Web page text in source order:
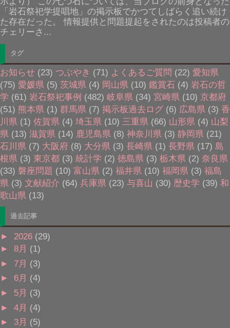
「岩石祭祀学提唱地」の掲示板でかつてしばらく追い続け
た存在だった。 情報提供と問題提起をされたのは投稿者の
チェリーさ...
タグ
お知らせ (23) つぶやき (71) よくあるご質問 (22) 愛知県
(75) 愛媛県 (5) 茨城県 (4) 岡山県 (10) 鑑賞石 (4) 岩石の哲
学 (61) 岩石祭祀事例 (482) 岐阜県 (34) 宮崎県 (10) 京都府
(51) 熊本県 (1) 群馬県 (7) 掲示板過去ログ (6) 広島県 (3) 香
川県 (1) 佐賀県 (4) 埼玉県 (10) 三重県 (66) 山形県 (4) 山梨
県 (13) 滋賀県 (14) 鹿児島県 (8) 神奈川県 (3) 静岡県 (21)
石川県 (7) 大阪府 (8) 大分県 (3) 長崎県 (1) 長野県 (17) 島
根県 (3) 東京都 (3) 統計学 (2) 徳島県 (3) 栃木県 (2) 奈良県
(33) 磐座問題 (10) 富山県 (2) 福井県 (10) 福岡県 (3) 福島
県 (3) 文献紹介 (64) 兵庫県 (23) 与喜山 (30) 歴史学 (39) 和
歌山県 (13)
過去記事
► 2026 (29)
► 8月 (1)
► 7月 (3)
► 6月 (4)
► 5月 (3)
► 4月 (4)
► 3月 (5)